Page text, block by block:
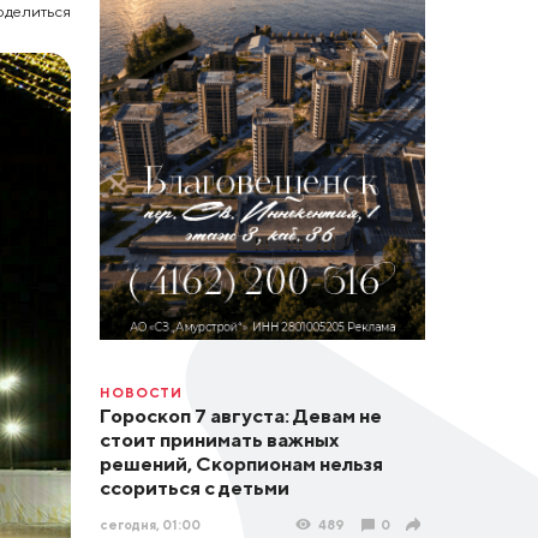
НОВОСТИ
Гороскоп 7 августа: Девам не
стоит принимать важных
решений, Скорпионам нельзя
ссориться с детьми
сегодня, 01:00 489 0